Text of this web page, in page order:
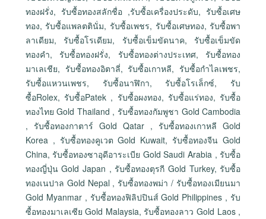
ทองฝรั่ง, รับซื้อทองสลักชื่อ ,รับซื้อเครื่องประดับ, รับซื้อเศษ
ทอง, รับซื้อแพลตตินั่ม, รับซื้อเพชร, รับซื้อเศษทอง, รับซื้อพา
ลาเดียม, รับซื้อโรเดียม, รับซื้อเข็มขัดนาค, รับซื้อเข็มขัด
ทองคำ, รับซื้อทองฝรั่ง, รับซื้อทองต่างประเทศ, รับซื้อทอง
มาเลเชีย, รับซื้อทองอิตาลี่, รับซื้อเกาหลี, รับซื้อกำไลเพชร,
รับซื้อแหวนเพชร, รับซื้อนาฬิกา, รับซื้อโรเล็กซ์, รับ
ซื้อRolex, รับซื้อPatek , รับซื้อผงทอง, รับซื้อแร่ทอง, รับซื้อ
ทองไทย Gold Thailand , รับซื้อทองกัมพูชา Gold Cambodia
, รับซื้อทองกาตาร์ Gold Qatar , รับซื้อทองเกาหลี Gold
Korea , รับซื้อทองคูเวต Gold Kuwait, รับซื้อทองจีน Gold
China, รับซื้อทองซาอุดีอาระเบีย Gold Saudi Arabia , รับซื้อ
ทองญี่ปุ่น Gold Japan , รับซื้อทองตุรกี Gold Turkey, รับซื้อ
ทองเนปาล Gold Nepal , รับซื้อทองพม่า / รับซื้อทองเมียนมา
Gold Myanmar , รับซื้อทองฟิลิปปินส์ Gold Philippines , รับ
ซื้อทองมาเลเซีย Gold Malaysia, รับซื้อทองลาว Gold Laos ,